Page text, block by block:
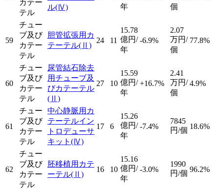
カテー
テル
ル(Ⅳ)
年
個
59
チュー
ブ及び
カテー
テル
胆管拡張用カ
テーテル(Ⅱ)
24 11
15.78
億円/
年
-6.9%
2.07
万円/
個
77.8%
60
チュー
ブ及び
カテー
テル
尿管結石除去
用チューブ及
びカテーテル
(Ⅱ)
27 10
15.59
億円/
年
+16.7%
2.41
万円/
個
4.9%
61
チュー
ブ及び
カテー
テル
中心静脈用カ
テーテルイン
トロデューサ
キット (Ⅳ)
17 6
15.26
億円/
年
-7.4%
7845
円/個 18.6%
62
チュー
ブ及び
カテー
テル
胚移植用カテ
ーテル(Ⅱ)
16 10
15.16
億円/
年
-3.0%
1990
円/個 96.2%